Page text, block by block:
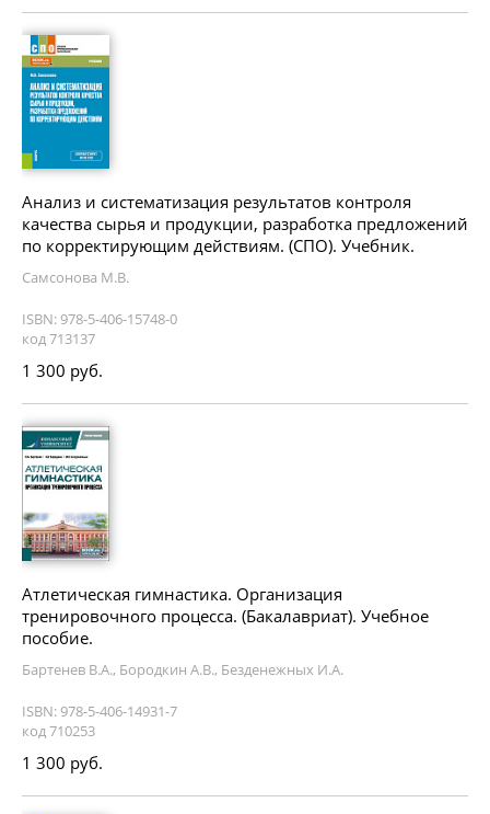
Анализ и систематизация результатов контроля
качества сырья и продукции, разработка предложений
по корректирующим действиям. (СПО). Учебник.
Самсонова М.В.
ISBN: 978-5-406-15748-0
код 713137
1 300 руб.
Атлетическая гимнастика. Организация
тренировочного процесса. (Бакалавриат). Учебное
пособие.
Бартенев В.А., Бородкин А.В., Безденежных И.А.
ISBN: 978-5-406-14931-7
код 710253
1 300 руб.